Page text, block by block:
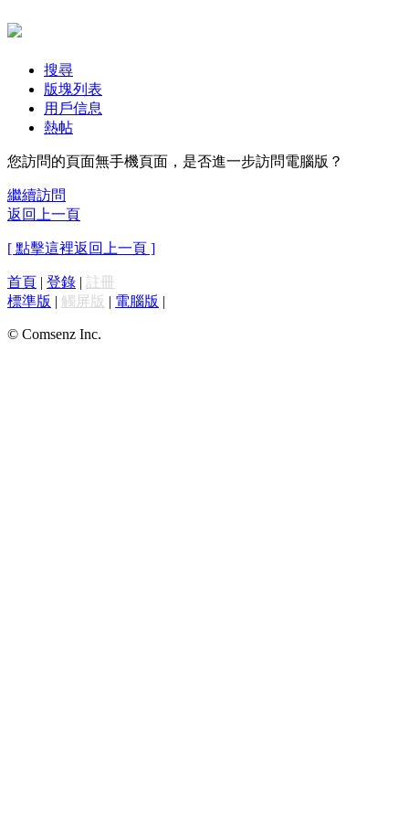
搜尋
版塊列表
用戶信息
熱帖
您訪問的頁面無手機頁面，是否進一步訪問電腦版？
繼續訪問
返回上一頁
[ 點擊這裡返回上一頁 ]
首頁 | 登錄 | 註冊
標準版 | 觸屏版 | 電腦版 |
© Comsenz Inc.